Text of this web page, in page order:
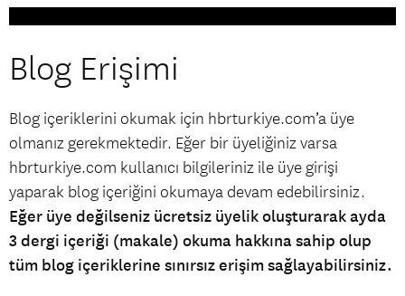
Blog Erişimi
Blog içeriklerini okumak için hbrturkiye.com’a üye
olmanız gerekmektedir. Eğer bir üyeliğiniz varsa
hbrturkiye.com kullanıcı bilgileriniz ile üye girişi
yaparak blog içeriğini okumaya devam edebilirsiniz.
Eğer üye değilseniz ücretsiz üyelik oluşturarak ayda
3 dergi içeriği (makale) okuma hakkına sahip olup
tüm blog içeriklerine sınırsız erişim sağlayabilirsiniz.